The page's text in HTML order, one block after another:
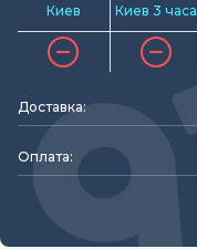
Киев Киев 3 часа
Доставка:
Оплата: